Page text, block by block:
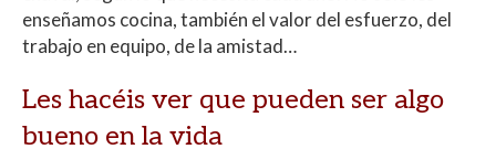
enseñamos cocina, también el valor del esfuerzo, del
trabajo en equipo, de la amistad…
Les hacéis ver que pueden ser algo
bueno en la vida